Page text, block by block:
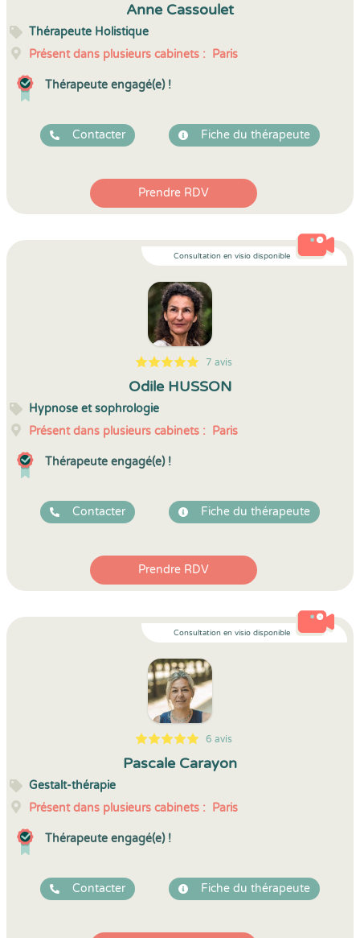
Anne Cassoulet
Thérapeute Holistique
Présent dans plusieurs cabinets : Paris
Thérapeute engagé(e) !
Contacter Fiche du thérapeute
Prendre RDV
Consultation en visio disponible
5
1
5
7 7 avis
Odile HUSSON
Hypnose et sophrologie
Présent dans plusieurs cabinets : Paris
Thérapeute engagé(e) !
Contacter Fiche du thérapeute
Prendre RDV
Consultation en visio disponible
5
1
5
6 6 avis
Pascale Carayon
Gestalt-thérapie
Présent dans plusieurs cabinets : Paris
Thérapeute engagé(e) !
Contacter Fiche du thérapeute